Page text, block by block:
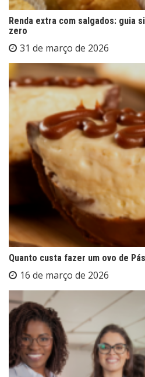
Renda extra com salgados: guia
zero
31 de março de 2026
Quanto custa fazer um ovo de
16 de março de 2026